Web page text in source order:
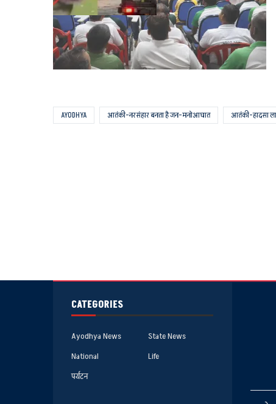
AYODHYA आतंकी-नरसंहार बनता है जन-मनोआघात आतंकी-हादसा
CATEGORIES
Ayodhya News
State News
National
Life
पर्यटन